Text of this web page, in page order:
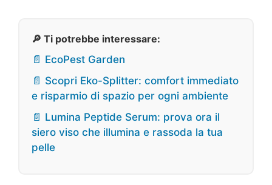
🔎 Ti potrebbe interessare:
📄 EcoPest Garden
📄 Scopri Eko-Splitter: comfort immediato
e risparmio di spazio per ogni ambiente
📄 Lumina Peptide Serum: prova ora il
siero viso che illumina e rassoda la tua
pelle